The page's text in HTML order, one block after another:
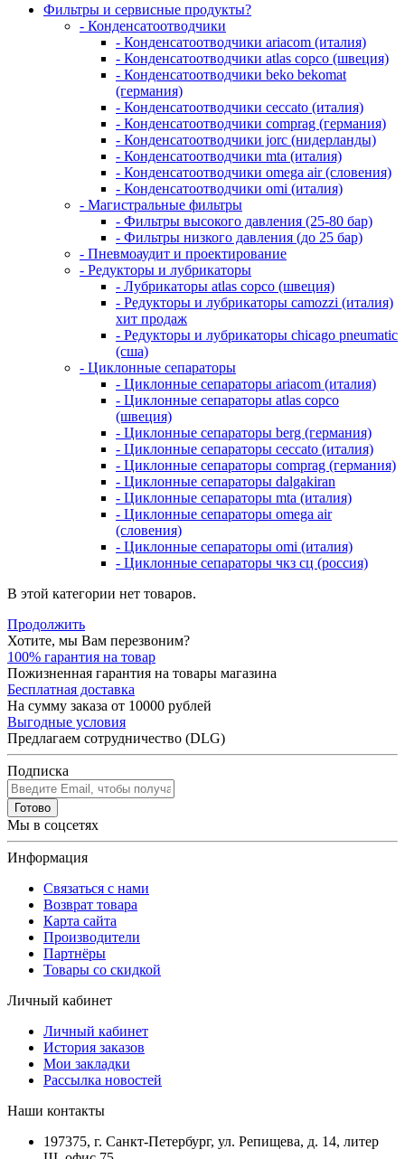
Фильтры и сервисные продукты?
- Конденсатоотводчики
- Конденсатоотводчики ariacom (италия)
- Конденсатоотводчики atlas copco (швеция)
- Конденсатоотводчики beko bekomat
(германия)
- Конденсатоотводчики ceccato (италия)
- Конденсатоотводчики comprag (германия)
- Конденсатоотводчики jorc (нидерланды)
- Конденсатоотводчики mta (италия)
- Конденсатоотводчики omega air (словения)
- Конденсатоотводчики omi (италия)
- Магистральные фильтры
- Фильтры высокого давления (25-80 бар)
- Фильтры низкого давления (до 25 бар)
- Пневмоаудит и проектирование
- Редукторы и лубрикаторы
- Лубрикаторы atlas copco (швеция)
- Редукторы и лубрикаторы camozzi (италия)
хит продаж
- Редукторы и лубрикаторы chicago pneumatic
(сша)
- Циклонные сепараторы
- Циклонные сепараторы ariacom (италия)
- Циклонные сепараторы atlas copco
(швеция)
- Циклонные сепараторы berg (германия)
- Циклонные сепараторы ceccato (италия)
- Циклонные сепараторы comprag (германия)
- Циклонные сепараторы dalgakiran
- Циклонные сепараторы mta (италия)
- Циклонные сепараторы omega air
(словения)
- Циклонные сепараторы omi (италия)
- Циклонные сепараторы чкз сц (россия)
В этой категории нет товаров.
Продолжить
Хотите, мы Вам перезвоним?
100% гарантия на товар
Пожизненная гарантия на товары магазина
Бесплатная доставка
На сумму заказа от 10000 рублей
Выгодные условия
Предлагаем сотрудничество (DLG)
Подписка
Готово
Мы в соцсетях
Информация
Связаться с нами
Возврат товара
Карта сайта
Производители
Партнёры
Товары со скидкой
Личный кабинет
Личный кабинет
История заказов
Мои закладки
Рассылка новостей
Наши контакты
197375, г. Санкт-Петербург, ул. Репищева, д. 14, литер